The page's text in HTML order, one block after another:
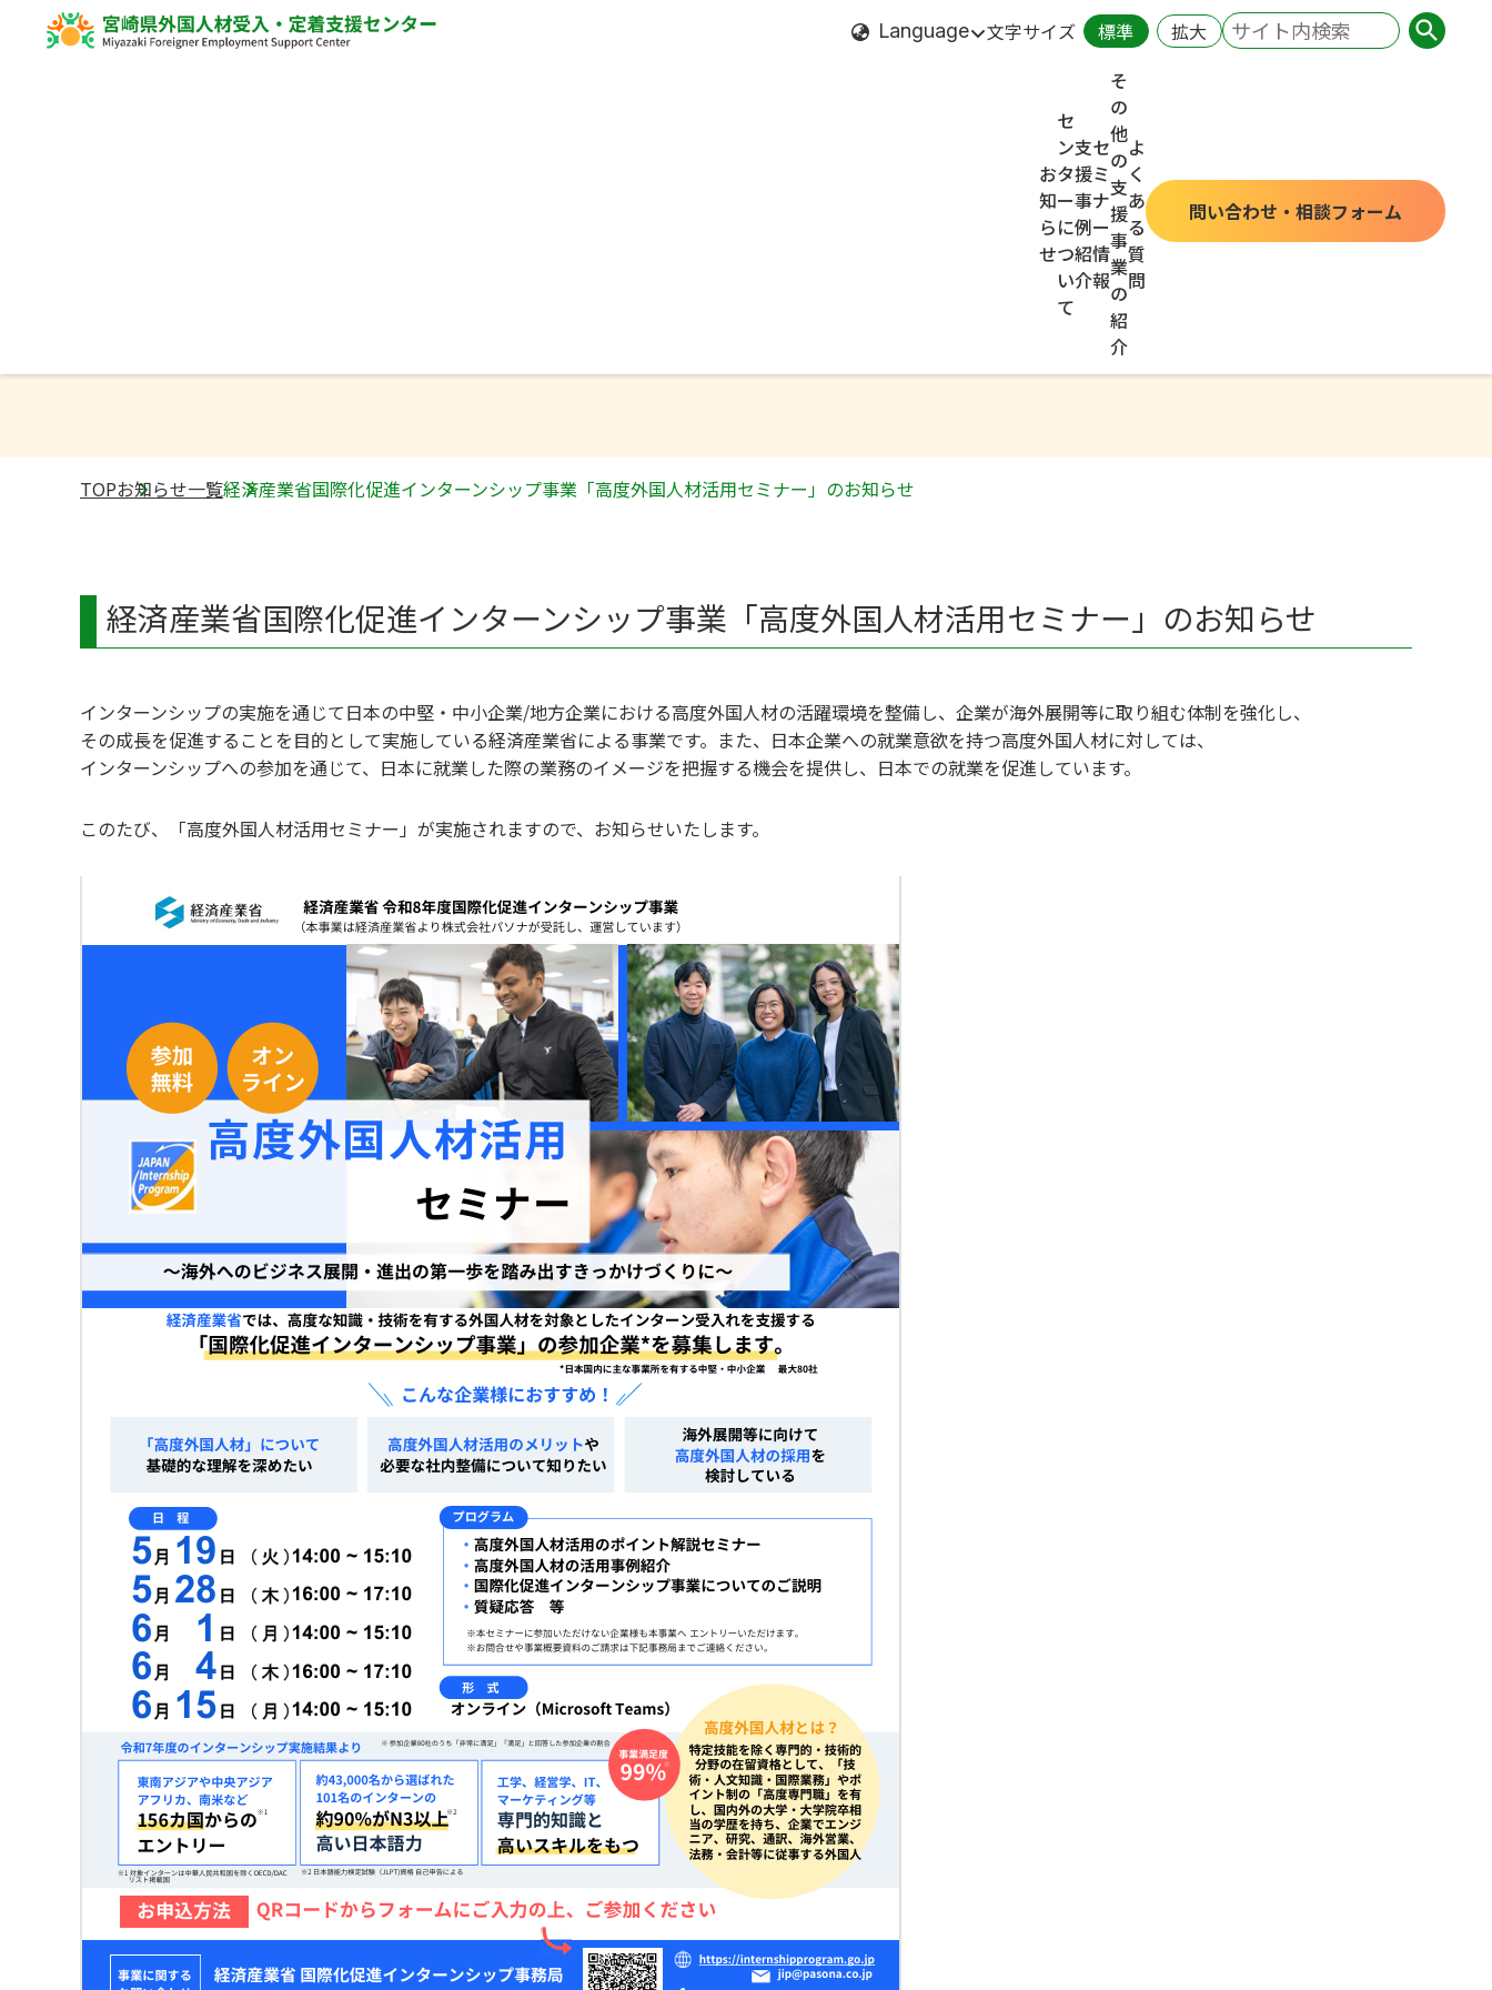
Language 文字サイズ 標準 拡大
お
知
ら
せ
セ
ン
タ
ー
に
つ
い
て
支
援
事
例
紹
介
セ
ミ
ナ
ー
情
報
そ
の
他
の
支
援
事
業
の
紹
介
よ
く
あ
る
質
問
問い合わせ・相談フォーム
TOPお知らせ一覧経済産業省国際化促進インターンシップ事業「高度外国人材活用セミナー」のお知らせ
経済産業省国際化促進インターンシップ事業「高度外国人材活用セミナー」のお知らせ
インターンシップの実施を通じて日本の中堅・中小企業/地方企業における高度外国人材の活躍環境を整備し、企業が海外展開等に取り組む体制を強化し、
その成長を促進することを目的として実施している経済産業省による事業です。また、日本企業への就業意欲を持つ高度外国人材に対しては、
インターンシップへの参加を通じて、日本に就業した際の業務のイメージを把握する機会を提供し、日本での就業を促進しています。
このたび、「高度外国人材活用セミナー」が実施されますので、お知らせいたします。